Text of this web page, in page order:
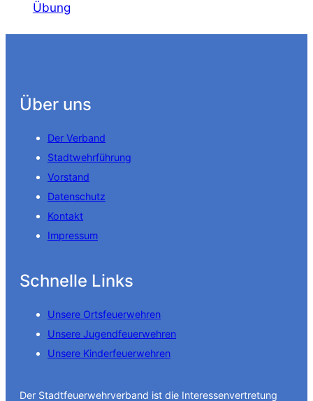
Übung
Über uns
Der Verband
Stadtwehrführung
Vorstand
Datenschutz
Kontakt
Impressum
Schnelle Links
Unsere Ortsfeuerwehren
Unsere Jugendfeuerwehren
Unsere Kinderfeuerwehren
Der Stadtfeuerwehrverband ist die Interessenvertretung